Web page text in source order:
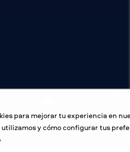
para mejorar tu experiencia en
utilizamos y cómo configurar tus